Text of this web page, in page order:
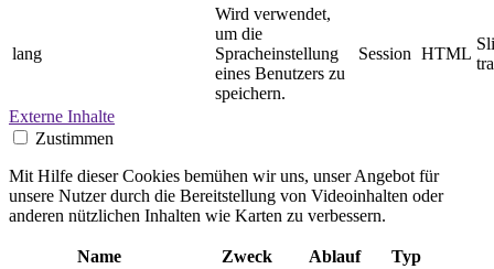
lang
Wird verwendet,
um die
Spracheinstellung
eines Benutzers zu
speichern.
Session HTML
Externe Inhalte
Zustimmen
Mit Hilfe dieser Cookies bemühen wir uns, unser Angebot für
unsere Nutzer durch die Bereitstellung von Videoinhalten oder
anderen nützlichen Inhalten wie Karten zu verbessern.
Name Zweck Ablauf Typ